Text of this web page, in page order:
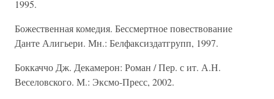
1995.
Божественная комедия. Бессмертное повествование
Данте Алигьери. Мн.: Белфаксиздатгрупп, 1997.
Боккаччо Дж. Декамерон: Роман / Пер. с ит. А.Н.
Веселовского. М.: Эксмо-Пресс, 2002.